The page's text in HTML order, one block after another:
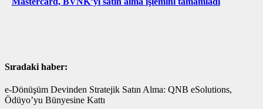
Sıradaki haber:
e-Dönüşüm Devinden Stratejik Satın Alma: QNB eSolutions,
Ödüyo’yu Bünyesine Kattı